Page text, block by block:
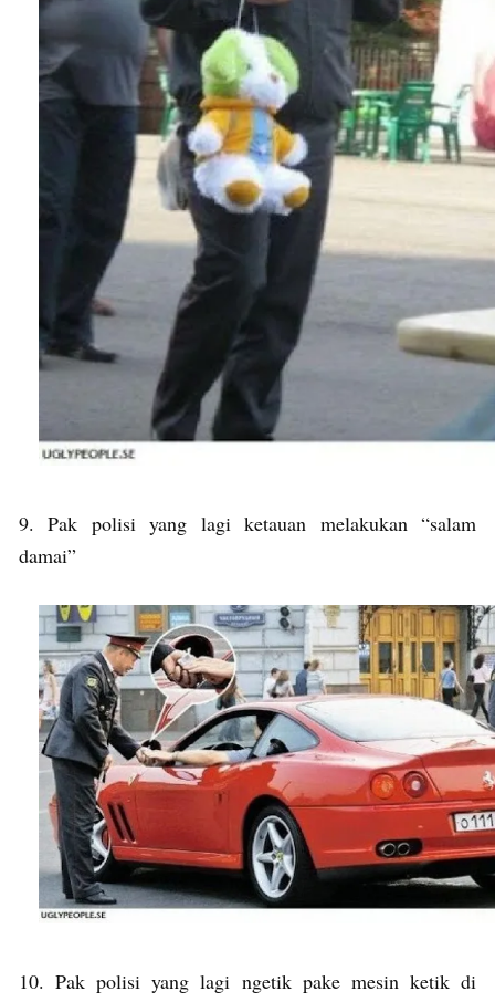
9. Pak polisi yang lagi ketauan melakukan “salam
damai”
10. Pak polisi yang lagi ngetik pake mesin ketik di